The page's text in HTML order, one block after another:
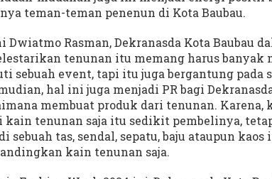
teman-teman penenun di Kota Baubau.
Rasman, Dekranasda Kota Baubau
tenunan itu memang harus banyak
sebuah event, tapi itu juga bergantung pada
hal ini juga menjadi PR bagi
membuat produk dari tenunan. Karena,
kain tenunan saja itu sedikit pembelinya,
sebuah tas, sendal, sepatu, baju ataupun kaos
kain tenunan saja.